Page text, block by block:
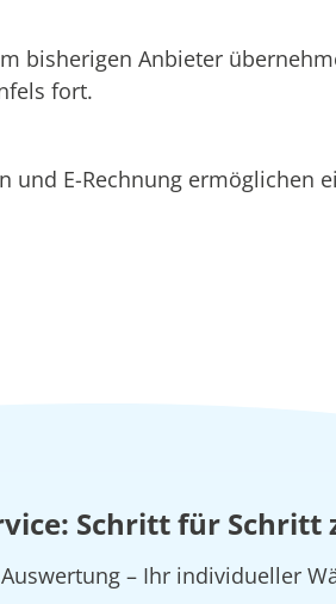
bisherigen Anbieter
fort.
und E-Rechnung ermöglichen
Schritt für
– Ihr individueller